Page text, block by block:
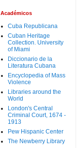
Académicos
Cuba Republicana
Cuban Heritage
Collection. University
of Miami
Diccionario de la
Literatura Cubana
Encyclopedia of Mass
Violence
Libraries around the
World
London's Central
Criminal Court, 1674 -
1913
Pew Hispanic Center
The Newberry Library